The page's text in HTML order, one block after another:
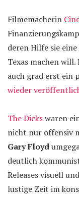
Filmemacherin
deren Hilfe sie eine
Texas machen
auch grad erst ein
wieder
The Dickswaren
nicht nur offensiv
Gary Floyd
deutlich
Releases visuell
lustige Zeit im